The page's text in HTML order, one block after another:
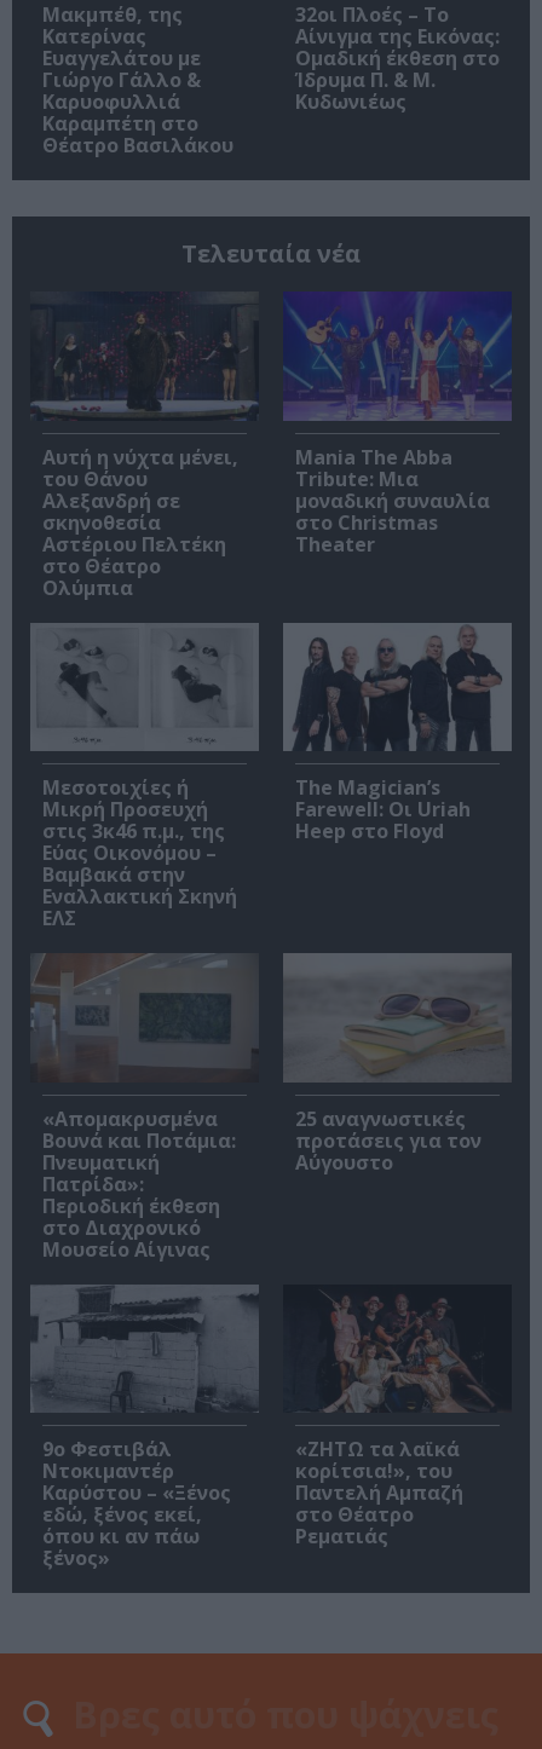
Μακμπέθ, της
Κατερίνας
Ευαγγελάτου με
Γιώργο Γάλλο &
Καρυοφυλλιά
Καραμπέτη στο
Θέατρο Βασιλάκου
32οι Πλοές – Το
Αίνιγμα της Εικόνας:
Ομαδική έκθεση στο
Ίδρυμα Π. & Μ.
Κυδωνιέως
Τελευταία νέα
Αυτή η νύχτα μένει,
του Θάνου
Αλεξανδρή σε
σκηνοθεσία
Αστέριου Πελτέκη
στο Θέατρο
Ολύμπια
Mania The Abba
Tribute: Μια
μοναδική συναυλία
στο Christmas
Theater
Μεσοτοιχίες ή
Μικρή Προσευχή
στις 3κ46 π.μ., της
Εύας Οικονόμου –
Βαμβακά στην
Εναλλακτική Σκηνή
ΕΛΣ
The Magician’s
Farewell: Οι Uriah
Heep στο Floyd
«Απομακρυσμένα
Βουνά και Ποτάμια:
Πνευματική
Πατρίδα»:
Περιοδική έκθεση
στο Διαχρονικό
Μουσείο Αίγινας
25 αναγνωστικές
προτάσεις για τον
Αύγουστο
9ο Φεστιβάλ
Ντοκιμαντέρ
Καρύστου – «Ξένος
εδώ, ξένος εκεί,
όπου κι αν πάω
ξένος»
«ΖΗΤΩ τα λαϊκά
κορίτσια!», του
Παντελή Αμπαζή
στο Θέατρο
Ρεματιάς